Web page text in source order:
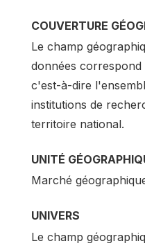
COUVERTURE
Le champ
données
c'est-à-dire
institutions de
territoire national.
UNITÉ
Marché
UNIVERS
Le champ